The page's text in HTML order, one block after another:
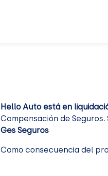
Hello Auto está en
Compensación de
Ges Seguros
Como consecuencia del